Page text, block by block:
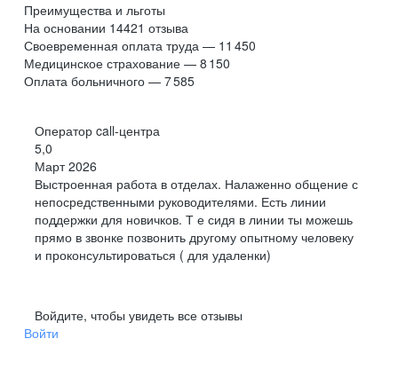
Преимущества и льготы
На основании 14421 отзыва
Своевременная оплата труда — 11 450
Медицинское страхование — 8 150
Оплата больничного — 7 585
Оператор call-центра
5,0
Март 2026
Выстроенная работа в отделах. Налаженно общение с
непосредственными руководителями. Есть линии
поддержки для новичков. Т е сидя в линии ты можешь
прямо в звонке позвонить другому опытному человеку
и проконсультироваться ( для удаленки)
Войдите, чтобы увидеть все отзывы
Войти